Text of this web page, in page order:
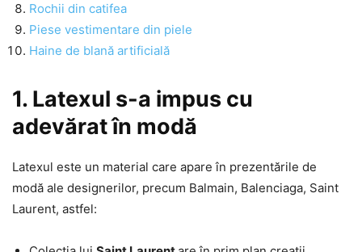
Rochii din catifea
Piese vestimentare din piele
Haine de blană artificială
1. Latexul s-a impus cu
adevărat în modă
Latexul este un material care apare în prezentările de
modă ale designerilor, precum Balmain, Balenciaga, Saint
Laurent, astfel: